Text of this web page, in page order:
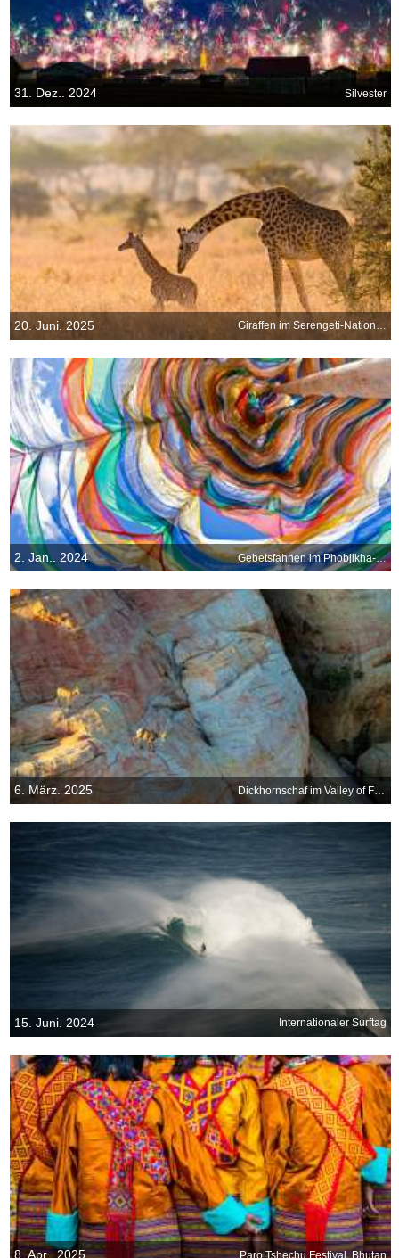
31. Dez.. 2024 Silvester
20. Juni. 2025 Giraffen im Serengeti-Nationalpark in Tansania
2. Jan.. 2024 Gebetsfahnen im Phobjikha-Tal, Bhutan
6. März. 2025 Dickhornschaf im Valley of Fire State Park, Nevada, USA
15. Juni. 2024 Internationaler Surftag
8. Apr.. 2025 Paro Tshechu Festival, Bhutan